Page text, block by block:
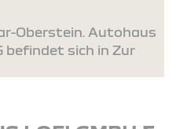
Oberstein. Autohaus
befindet sich in Zur